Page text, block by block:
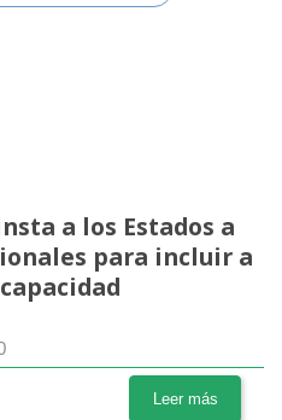
a los Estados a
para incluir a
Leer más